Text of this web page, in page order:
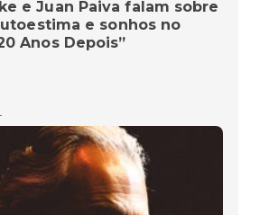
e Juan Paiva falam sobre
e sonhos no
Anos Depois”